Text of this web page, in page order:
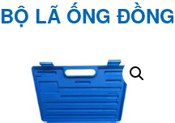
BỘ LÃ ỐNG ĐỒNG